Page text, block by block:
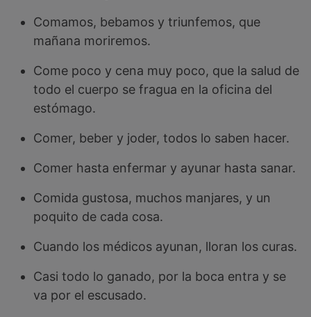
Comamos, bebamos y triunfemos, que
mañana moriremos.
Come poco y cena muy poco, que la salud de
todo el cuerpo se fragua en la oficina del
estómago.
Comer, beber y joder, todos lo saben hacer.
Comer hasta enfermar y ayunar hasta sanar.
Comida gustosa, muchos manjares, y un
poquito de cada cosa.
Cuando los médicos ayunan, lloran los curas.
Casi todo lo ganado, por la boca entra y se
va por el escusado.